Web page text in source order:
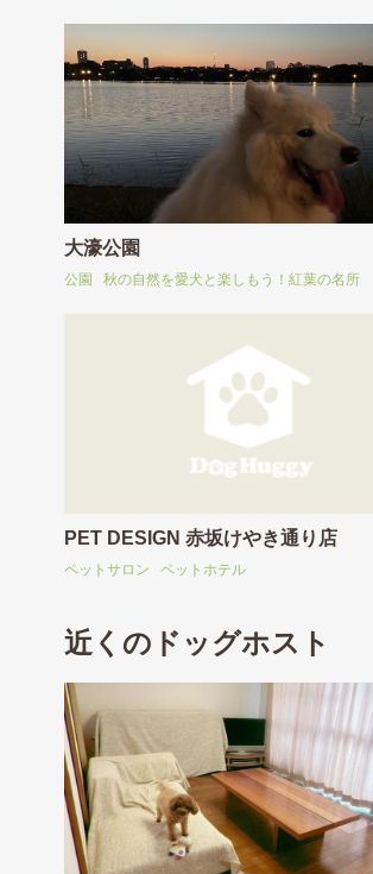
大濠公園
公園 秋の自然を愛犬と楽しもう！紅葉の名所
PET DESIGN 赤坂けやき通り店
ペットサロン ペットホテル
近くのドッグホスト